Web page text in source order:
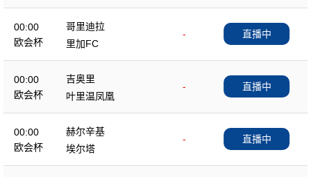
00:00
欧会杯
哥里迪拉
-
里加FC
直播中
00:00
欧会杯
吉奥里
-
叶里温凤凰
直播中
00:00
欧会杯
赫尔辛基
-
埃尔塔
直播中